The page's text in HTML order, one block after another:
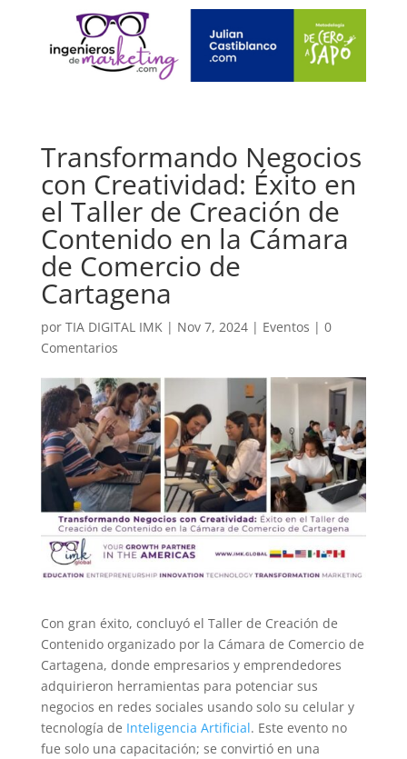
Transformando Negocios
con Creatividad: Éxito en
el Taller de Creación de
Contenido en la Cámara
de Comercio de
Cartagena
por TIA DIGITAL IMK | Nov 7, 2024| Eventos | 0
Comentarios
Con gran éxito, concluyó el Taller de Creación de
Contenido organizado por la Cámara de Comercio de
Cartagena, donde empresarios y emprendedores
adquirieron herramientas para potenciar sus
negocios en redes sociales usando solo su celular y
tecnología de Inteligencia Artificial. Este evento no
fue solo una capacitación; se convirtió en una